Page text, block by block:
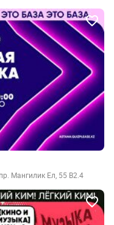
Мангилик Ел, 55 B2.4